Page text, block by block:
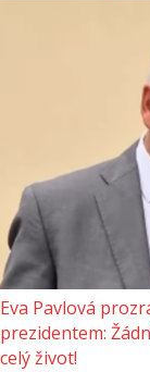
Eva Pavlová
prezidentem:
celý život!